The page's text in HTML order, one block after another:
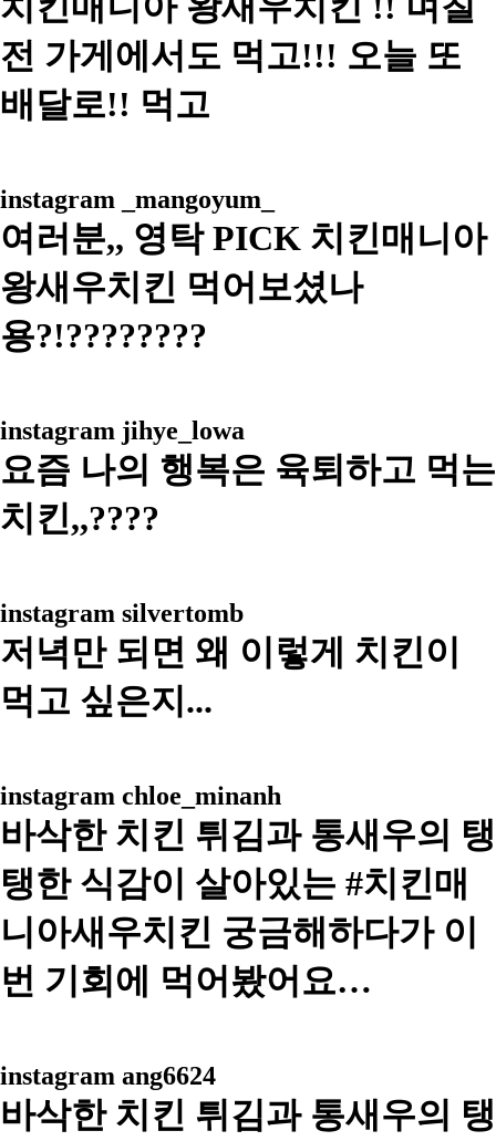
전 가게에서도 먹고!!! 오늘 또
배달로!! 먹고
instagram _mangoyum_
여러분,, 영탁 PICK 치킨매니아
왕새우치킨 먹어보셨나
용?!????????
instagram jihye_lowa
요즘 나의 행복은 육퇴하고 먹는
치킨,,????
instagram silvertomb
저녁만 되면 왜 이렇게 치킨이
먹고 싶은지...
instagram chloe_minanh
바삭한 치킨 튀김과 통새우의 탱
탱한 식감이 살아있는 #치킨매
니아새우치킨 궁금해하다가 이
번 기회에 먹어봤어요…
instagram ang6624
바삭한 치킨 튀김과 통새우의 탱